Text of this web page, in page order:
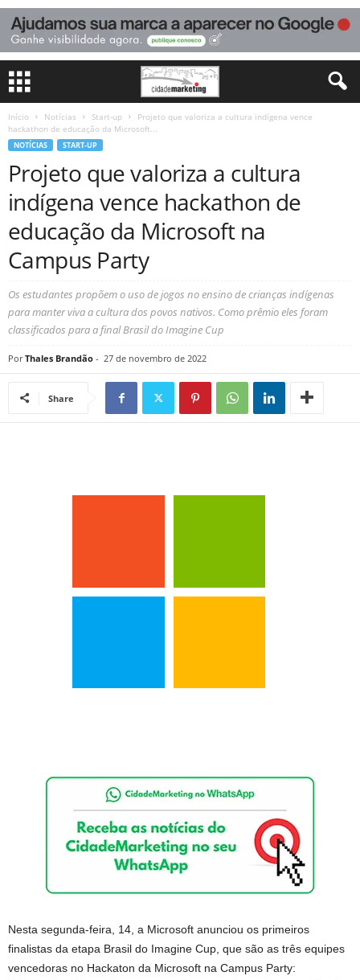
Início Notícias Start-up
Projeto que valoriza a cultura indígena vence
hackathon de educação da Microsoft...
NOTÍCIAS START-UP
Projeto que valoriza a cultura
indígena vence hackathon de
educação da Microsoft na
Campus Party
Os estudantes propõem o uso de jogos no ensino de crianças indígenas
para manter viva a cultura dos povos nativos. Como prêmio eles foram
classificados para a final Brasil do Imagine Cup
Por Thales Brandão - 27 de novembro de 2022
Share
Nesta segunda-feira, 14, a Microsoft anunciou os primeiros
finalistas da etapa Brasil do Imagine Cup, que são as três equipes
vencedoras no Hackaton da Microsoft na Campus Party: